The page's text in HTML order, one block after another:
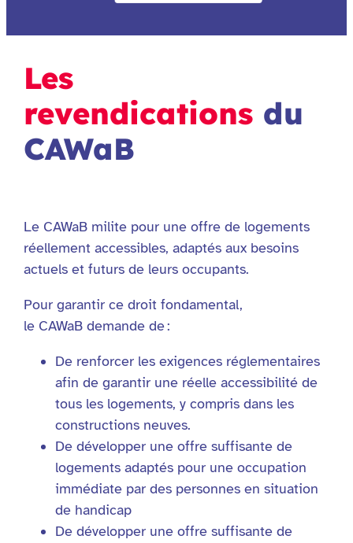
Les
revendications du
CAWaB
Le CAWaB milite pour une offre de logements
réellement accessibles, adaptés aux besoins
actuels et futurs de leurs occupants.
Pour garantir ce droit fondamental,
le CAWaB demande de :
De renforcer les exigences réglementaires
afin de garantir une réelle accessibilité de
tous les logements, y compris dans les
constructions neuves.
De développer une offre suffisante de
logements adaptés pour une occupation
immédiate par des personnes en situation
de handicap
De développer une offre suffisante de